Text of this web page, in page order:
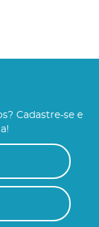
Cadastre-se e